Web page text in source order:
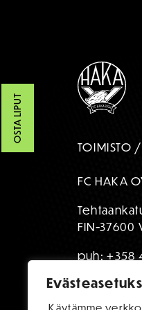
OSTA LIPUT
TOIMISTO
FC HAKA
FIN-37600
puh:+358